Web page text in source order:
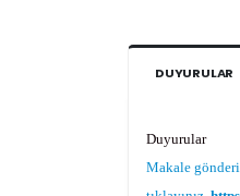
DUYURULAR
Makale
tıklayınız.